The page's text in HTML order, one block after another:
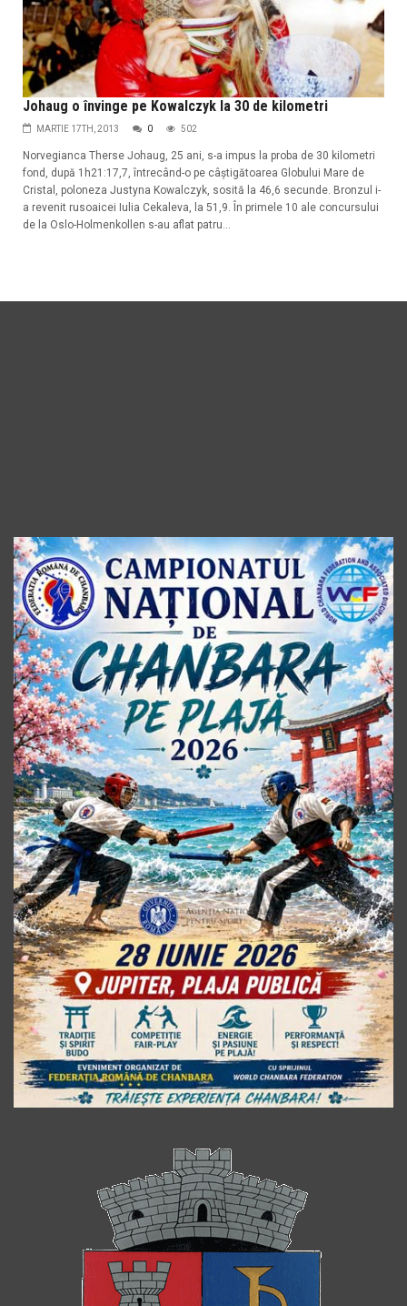
Johaug o învinge pe Kowalczyk la 30 de kilometri
MARTIE 17TH, 2013 0 502
Norvegianca Therse Johaug, 25 ani, s-a impus la proba de 30 kilometri
fond, după 1h21:17,7, întrecând-o pe câștigătoarea Globului Mare de
Cristal, poloneza Justyna Kowalczyk, sosită la 46,6 secunde. Bronzul i-
a revenit rusoaicei Iulia Cekaleva, la 51,9. În primele 10 ale concursului
de la Oslo-Holmenkollen s-au aflat patru...